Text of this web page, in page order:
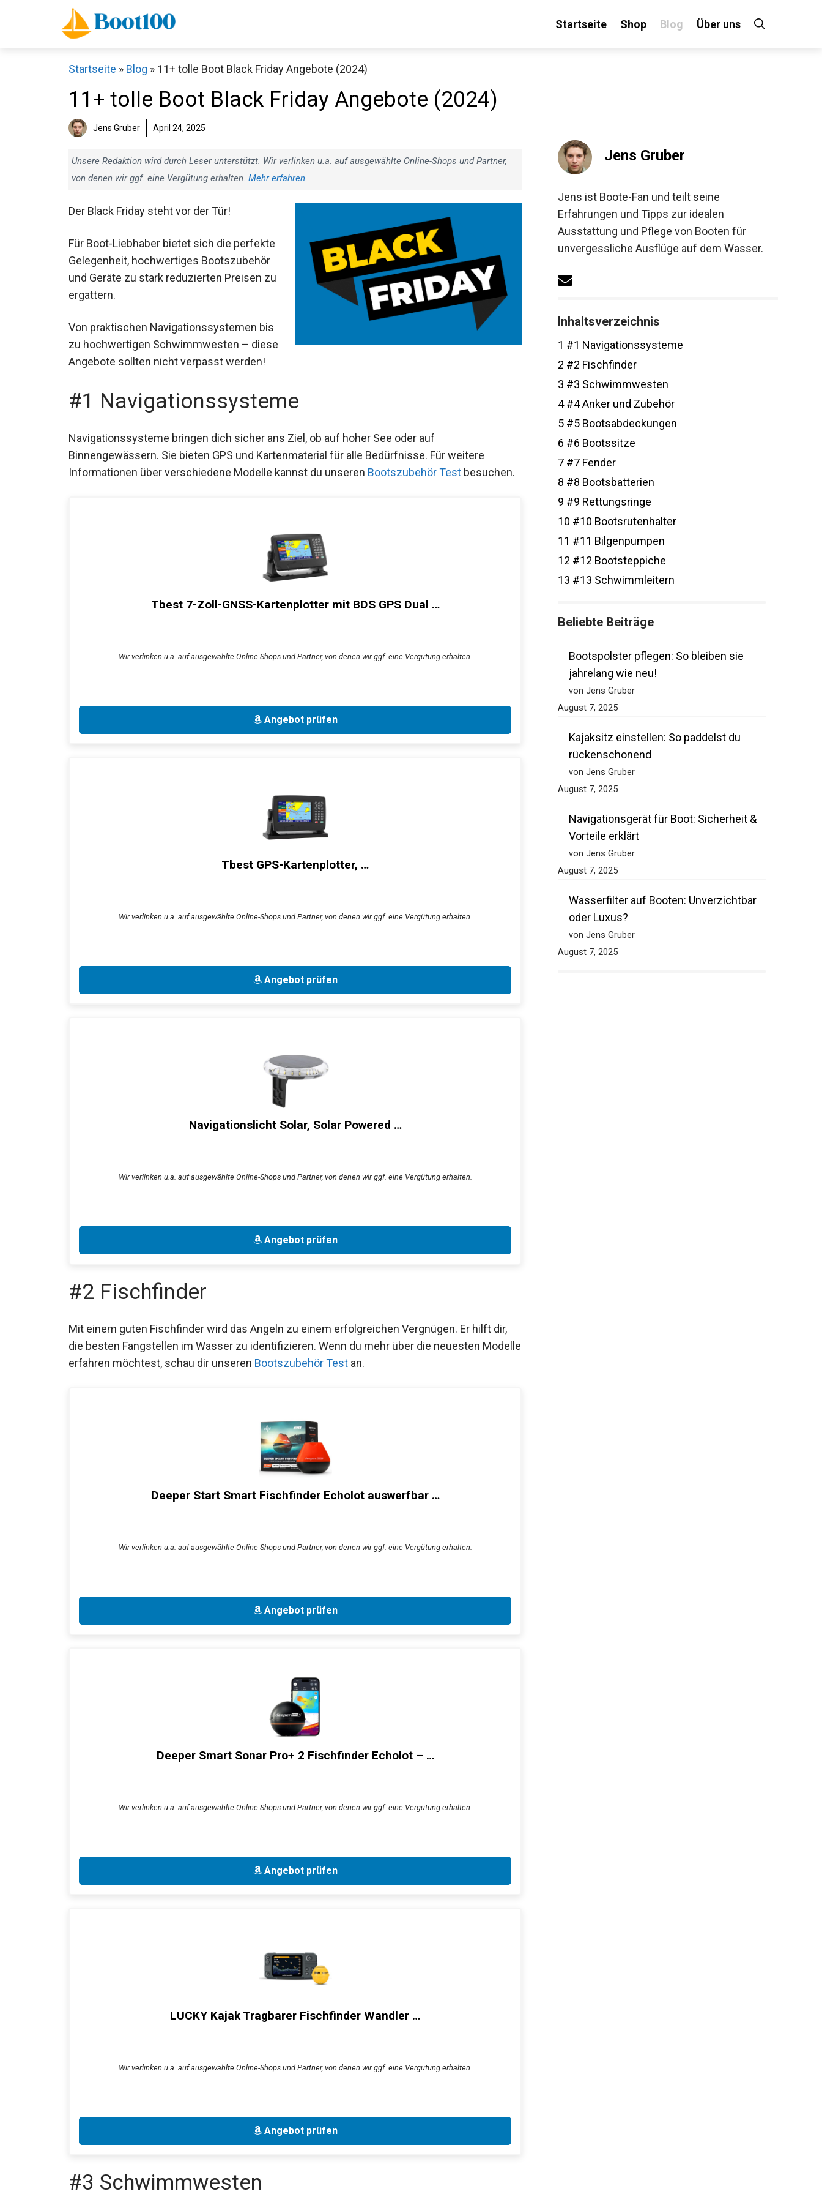
Startseite Shop Blog Über uns
Startseite » Blog » 11+ tolle Boot Black Friday Angebote (2024)
11+ tolle Boot Black Friday Angebote (2024)
Jens Gruber April 24, 2025
Unsere Redaktion wird durch Leser unterstützt. Wir verlinken u.a. auf ausgewählte Online-Shops und Partner,
von denen wir ggf. eine Vergütung erhalten. Mehr erfahren.
Der Black Friday steht vor der Tür!
Für Boot-Liebhaber bietet sich die perfekte
Gelegenheit, hochwertiges Bootszubehör
und Geräte zu stark reduzierten Preisen zu
ergattern.
Von praktischen Navigationssystemen bis
zu hochwertigen Schwimmwesten – diese
Angebote sollten nicht verpasst werden!
#1 Navigationssysteme
Navigationssysteme bringen dich sicher ans Ziel, ob auf hoher See oder auf
Binnengewässern. Sie bieten GPS und Kartenmaterial für alle Bedürfnisse. Für weitere
Informationen über verschiedene Modelle kannst du unseren Bootszubehör Test besuchen.
Tbest 7-Zoll-GNSS-Kartenplotter mit BDS GPS Dual …
Wir verlinken u.a. auf ausgewählte Online-Shops und Partner, von denen wir ggf. eine Vergütung erhalten.
Angebot prüfen
Tbest GPS-Kartenplotter, …
Wir verlinken u.a. auf ausgewählte Online-Shops und Partner, von denen wir ggf. eine Vergütung erhalten.
Angebot prüfen
Navigationslicht Solar, Solar Powered …
Wir verlinken u.a. auf ausgewählte Online-Shops und Partner, von denen wir ggf. eine Vergütung erhalten.
Angebot prüfen
#2 Fischfinder
Mit einem guten Fischfinder wird das Angeln zu einem erfolgreichen Vergnügen. Er hilft dir,
die besten Fangstellen im Wasser zu identifizieren. Wenn du mehr über die neuesten Modelle
erfahren möchtest, schau dir unseren Bootszubehör Test an.
Deeper Start Smart Fischfinder Echolot auswerfbar …
Wir verlinken u.a. auf ausgewählte Online-Shops und Partner, von denen wir ggf. eine Vergütung erhalten.
Angebot prüfen
Deeper Smart Sonar Pro+ 2 Fischfinder Echolot – …
Wir verlinken u.a. auf ausgewählte Online-Shops und Partner, von denen wir ggf. eine Vergütung erhalten.
Angebot prüfen
LUCKY Kajak Tragbarer Fischfinder Wandler …
Wir verlinken u.a. auf ausgewählte Online-Shops und Partner, von denen wir ggf. eine Vergütung erhalten.
Angebot prüfen
#3 Schwimmwesten
Jens Gruber
Jens ist Boote-Fan und teilt seine
Erfahrungen und Tipps zur idealen
Ausstattung und Pflege von Booten für
unvergessliche Ausflüge auf dem Wasser.
Inhaltsverzeichnis
1 #1 Navigationssysteme
2 #2 Fischfinder
3 #3 Schwimmwesten
4#4 Anker und Zubehör
5 #5 Bootsabdeckungen
6 #6 Bootssitze
7 #7 Fender
8 #8 Bootsbatterien
9 #9 Rettungsringe
10 #10 Bootsrutenhalter
11 #11 Bilgenpumpen
12 #12 Bootsteppiche
13 #13 Schwimmleitern
Beliebte Beiträge
Bootspolster pflegen: So bleiben sie
jahrelang wie neu!
von Jens Gruber
August 7, 2025
Kajaksitz einstellen: So paddelst du
rückenschonend
von Jens Gruber
August 7, 2025
Navigationsgerät für Boot: Sicherheit &
Vorteile erklärt
von Jens Gruber
August 7, 2025
Wasserfilter auf Booten: Unverzichtbar
oder Luxus?
von Jens Gruber
August 7, 2025